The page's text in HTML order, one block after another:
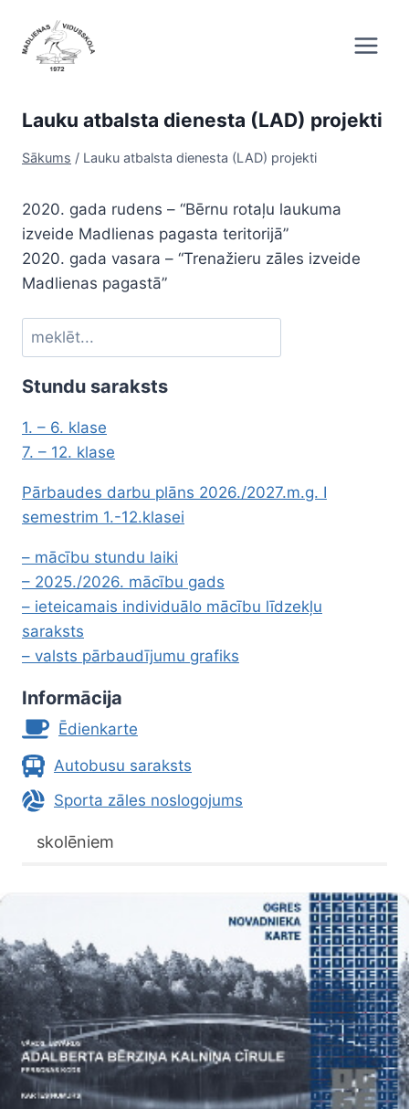
content
Lauku atbalsta dienesta (LAD) projekti
Sākums / Lauku atbalsta dienesta (LAD) projekti
2020. gada rudens – “Bērnu rotaļu laukuma
izveide Madlienas pagasta teritorijā”
2020. gada vasara – “Trenažieru zāles izveide
Madlienas pagastā”
Meklēt
Stundu saraksts
1. – 6. klase
7. – 12. klase
Pārbaudes darbu plāns 2026./2027.m.g. I
semestrim 1.-12.klasei
– mācību stundu laiki
– 2025./2026. mācību gads
– ieteicamais individuālo mācību līdzekļu
saraksts
– valsts pārbaudījumu grafiks
Informācija
Ēdienkarte
Autobusu saraksts
Sporta zāles noslogojums
skolēniem